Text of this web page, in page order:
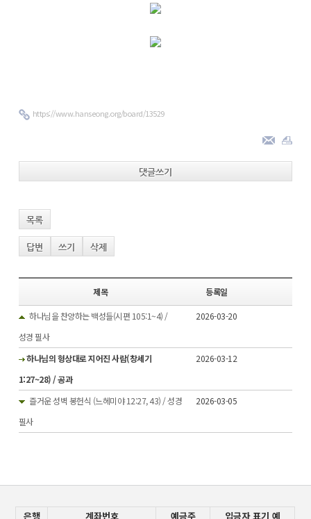
https://www.hanseong.org/board/13529
댓글쓰기
목록
답변 쓰기 삭제
제목 등록일
하나님을 찬양하는 백성들(시편 105:1~4) /
성경 필사
2026-03-20
하나님의 형상대로 지어진 사람(창세기
1:27~28) / 공과
2026-03-12
즐거운 성벽 봉헌식 (느헤미야 12:27, 43) / 성경
필사
2026-03-05
은행 계좌번호 예금주
입금자 표기 예